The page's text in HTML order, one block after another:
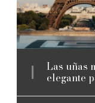
Las uñas
elegante